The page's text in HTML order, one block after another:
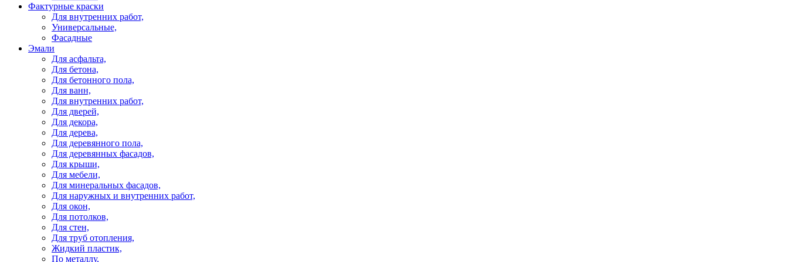
Фактурные краски
Для внутренних работ,
Универсальные,
Фасадные
Эмали
Для асфальта,
Для бетона,
Для бетонного пола,
Для ванн,
Для внутренних работ,
Для дверей,
Для декора,
Для дерева,
Для деревянного пола,
Для деревянных фасадов,
Для крыши,
Для мебели,
Для минеральных фасадов,
Для наружных и внутренних работ,
Для окон,
Для потолков,
Для стен,
Для труб отопления,
Жидкий пластик,
По металлу,